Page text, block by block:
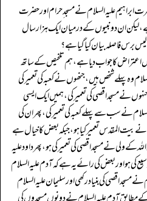
علیہ السلام نے مسجد ِ حرام اور حضرت
لیکن ان دو نبیوں کے درمیان ایک ہزار سال
برس فاصلہ بیان کیا گیا ہے؟
اعتراض کا جواب دیا ہے، ہم تلخیص کے ساتھ
وہ پہلے شخص ہیں، جنھوں نے کعبہ کی تعمیر کی
نے مسجد اقصی کی تعمیر کی، ہمیں ایک ایسی
نے سب سے پہلے کعبہ کی تعمیر کی، پھر ان کی
بیت المقدس تعمیر کیا ہو، جبکہ بعض کا خیال ہے
کے ولی نے مسجد اقصی کی تعمیر کی ہو، پھر داود علیہ
کی ہو اور بعض کی رائے یہ ہے کہ آدم علیہ السلام
مسجد اقصی کی بنیاد رکھی اور سلیمان علیہ السلام